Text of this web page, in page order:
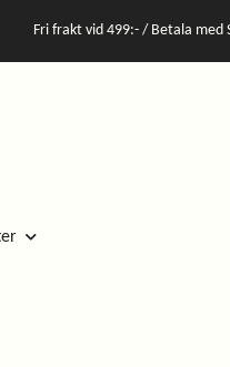
Fri frakt vid 499:- / Betala med